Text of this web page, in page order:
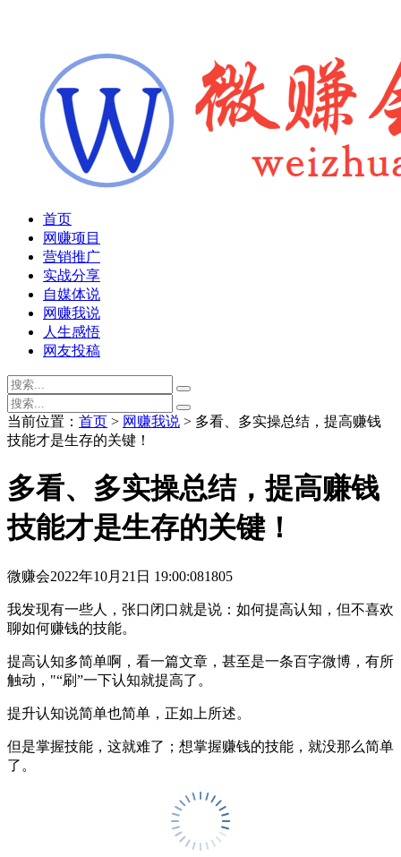
首页
网赚项目
营销推广
实战分享
自媒体说
网赚我说
人生感悟
网友投稿
当前位置： 首页 > 网赚我说 > 多看、多实操总结，提高赚钱
技能才是生存的关键！
多看、多实操总结，提高赚钱
技能才是生存的关键！
微赚会2022年10月21日 19:00:081805
我发现有一些人，张口闭口就是说：如何提高认知，但不喜欢
聊如何赚钱的技能。
提高认知多简单啊，看一篇文章，甚至是一条百字微博，有所
触动，"“刷”一下认知就提高了。
提升认知说简单也简单，正如上所述。
但是掌握技能，这就难了；想掌握赚钱的技能，就没那么简单
了。